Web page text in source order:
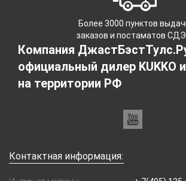
Более 3000 пунктов
заказов и постаматов
Компания
официальный дилер KUKKO
на территории РФ
Контактная информация: